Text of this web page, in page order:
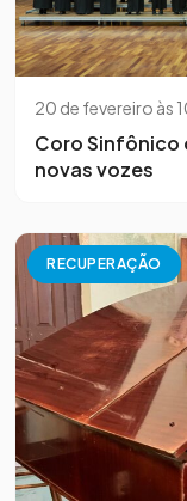
20 de fevereiro às
Coro Sinfônico
novas vozes
RECUPERAÇÃO